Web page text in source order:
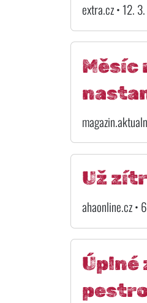
extra.cz • 12.
Měsíc
Už
ahaonline.cz
Úplné